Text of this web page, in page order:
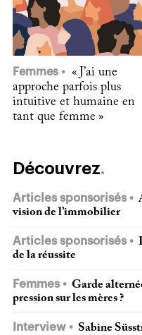
Femmes
« J’ai une
approche parfois plus
intuitive et humaine en
tant que femme »
Découvrez
Articles sponsorisés
vision de l’immobilier
Articles sponsorisés
de la réussite
Femmes
Garde
pression sur les mères ?
Interview
Sabine